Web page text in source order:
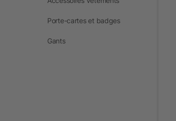
Porte-cartes et badges
Gants